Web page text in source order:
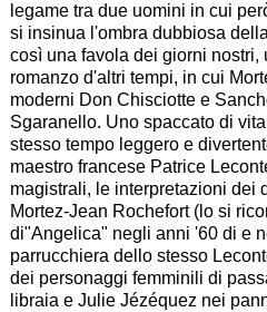
legame tra due uomini in cui
si insinua l'ombra dubbiosa
così una favola dei giorni nostri,
romanzo d'altri tempi, in cui
moderni Don Chisciotte e
Sgaranello. Uno spaccato di
stesso tempo leggero e
maestro francese Patrice
magistrali, le interpretazioni dei
Mortez-Jean Rochefort (lo si
di"Angelica" negli anni '60 di e
parrucchiera dello stesso
dei personaggi femminili di
libraia e Julie Jézéquez nei